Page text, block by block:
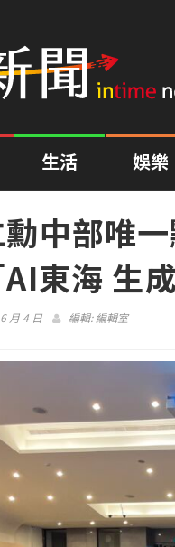
生活 娛樂
中部唯
東海 生
月 4 日 編輯:編輯室